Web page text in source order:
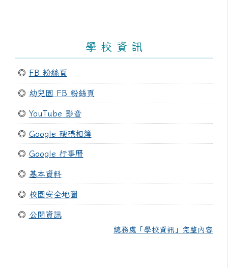
學 校 資 訊
◎ FB 粉絲頁
◎ 幼兒園 FB 粉絲頁
◎ YouTube 影音
◎ Google 硬碟相簿
◎ Google 行事曆
◎ 基本資料
◎ 校園安全地圖
◎ 公開資訊
總務處「學校資訊」完整內容